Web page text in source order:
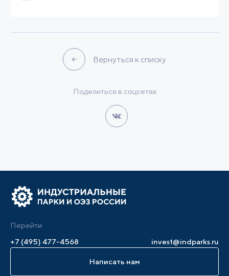
Вернуться к списку
Поделиться в соцсетях
Перейти
+7 (495) 477-4568
invest@indparks.ru
Написать нам